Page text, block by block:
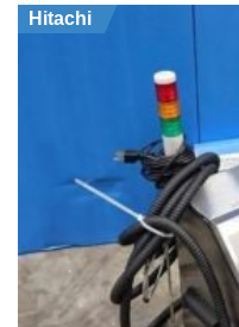
Hitachi